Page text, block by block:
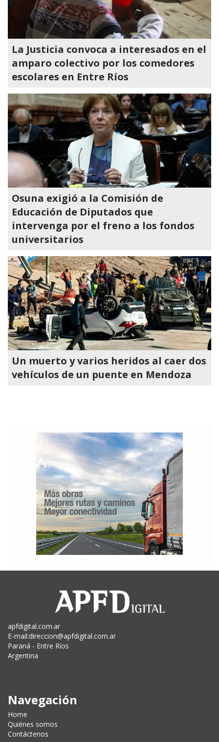
La Justicia convoca a interesados en el
amparo colectivo por los comedores
escolares en Entre Ríos
Osuna exigió a la Comisión de
Educación de Diputados que
intervenga por el freno a los fondos
universitarios
Un muerto y varios heridos al caer dos
vehículos de un puente en Mendoza
apfdigital.com.ar
E-mail:direccion@apfdigital.com.ar
Paraná - Entre Ríos
Argentina
Navegación
Home
Quiénes somos
Contáctenos